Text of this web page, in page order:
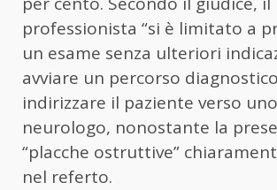
professionista “si è limitato a
un esame senza ulteriori
avviare un percorso
indirizzare il paziente verso
neurologo, nonostante la
“placche ostruttive”
nel referto.